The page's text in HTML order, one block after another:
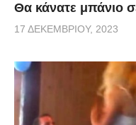
Θα κάνατε μπάνιο
17 ΔΕΚΕΜΒΡΊΟΥ, 2023